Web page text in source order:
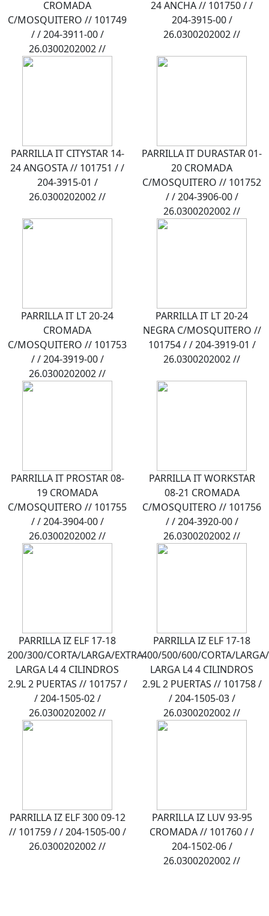
CROMADA
C/MOSQUITERO // 101749
/ / 204-3911-00 /
26.0300202002 //
24 ANCHA // 101750 / /
204-3915-00 /
26.0300202002 //
PARRILLA IT CITYSTAR 14-
24 ANGOSTA // 101751 / /
204-3915-01 /
26.0300202002 //
PARRILLA IT DURASTAR 01-
20 CROMADA
C/MOSQUITERO // 101752
/ / 204-3906-00 /
26.0300202002 //
PARRILLA IT LT 20-24
CROMADA
C/MOSQUITERO // 101753
/ / 204-3919-00 /
26.0300202002 //
PARRILLA IT LT 20-24
NEGRA C/MOSQUITERO //
101754 / / 204-3919-01 /
26.0300202002 //
PARRILLA IT PROSTAR 08-
19 CROMADA
C/MOSQUITERO // 101755
/ / 204-3904-00 /
26.0300202002 //
PARRILLA IT WORKSTAR
08-21 CROMADA
C/MOSQUITERO // 101756
/ / 204-3920-00 /
26.0300202002 //
PARRILLA IZ ELF 17-18
200/300/CORTA/LARGA/EXTRA
LARGA L4 4 CILINDROS
2.9L 2 PUERTAS // 101757 /
/ 204-1505-02 /
26.0300202002 //
PARRILLA IZ ELF 17-18
400/500/600/CORTA/LARGA/
LARGA L4 4 CILINDROS
2.9L 2 PUERTAS // 101758 /
/ 204-1505-03 /
26.0300202002 //
PARRILLA IZ ELF 300 09-12
// 101759 / / 204-1505-00 /
26.0300202002 //
PARRILLA IZ LUV 93-95
CROMADA // 101760 / /
204-1502-06 /
26.0300202002 //